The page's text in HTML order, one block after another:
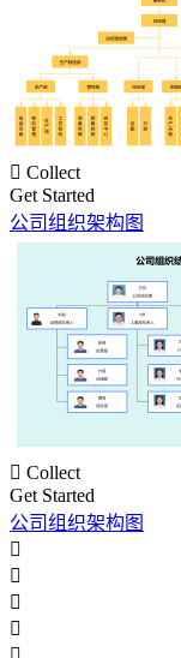
 Collect
Get Started
公司组织架构图
 Collect
Get Started
公司组织架构图



